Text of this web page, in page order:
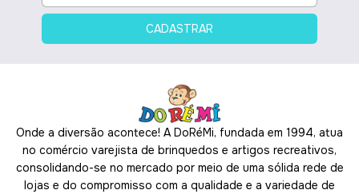
Onde a diversão acontece! A DoRéMi, fundada em 1994, atua
no comércio varejista de brinquedos e artigos recreativos,
consolidando-se no mercado por meio de uma sólida rede de
lojas e do compromisso com a qualidade e a variedade de